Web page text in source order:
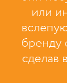
или
бренду
сделав